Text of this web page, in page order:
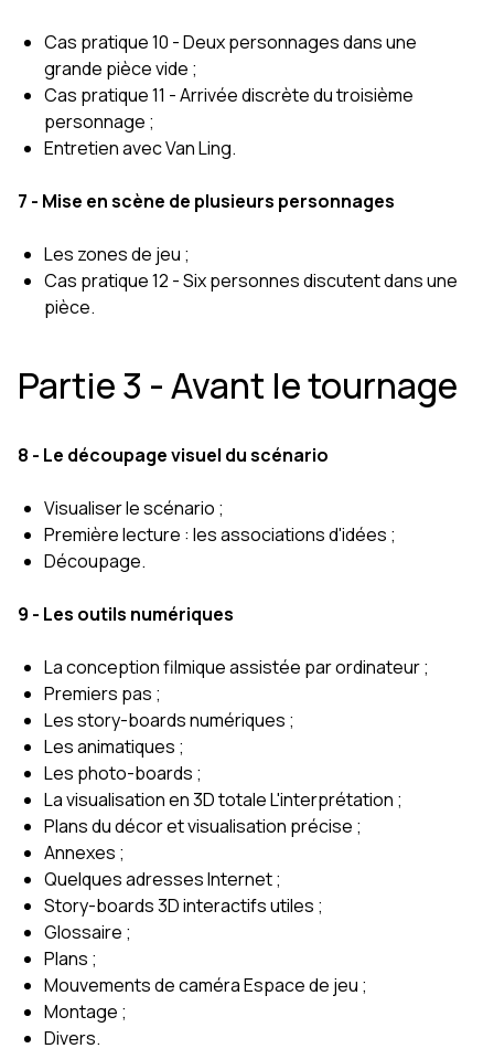
Cas pratique 10 - Deux personnages dans une
grande pièce vide ;
Cas pratique 11 - Arrivée discrète du troisième
personnage ;
Entretien avec Van Ling.
7 - Mise en scène de plusieurs personnages
Les zones de jeu ;
Cas pratique 12 - Six personnes discutent dans une
pièce.
Partie 3 - Avant le tournage
8 - Le découpage visuel du scénario
Visualiser le scénario ;
Première lecture : les associations d'idées ;
Découpage.
9 - Les outils numériques
La conception filmique assistée par ordinateur ;
Premiers pas ;
Les story-boards numériques ;
Les animatiques ;
Les photo-boards ;
La visualisation en 3D totale L'interprétation ;
Plans du décor et visualisation précise ;
Annexes ;
Quelques adresses Internet ;
Story-boards 3D interactifs utiles ;
Glossaire ;
Plans ;
Mouvements de caméra Espace de jeu ;
Montage ;
Divers.